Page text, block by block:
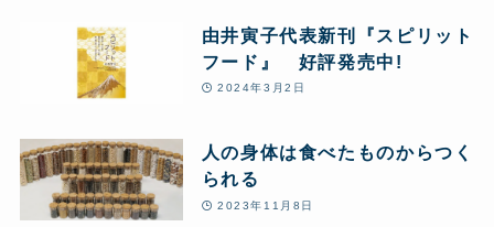
由井寅子代表新刊『スピリット
フード』 好評発売中!
2024年3月2日
人の身体は食べたものからつく
られる
2023年11月8日